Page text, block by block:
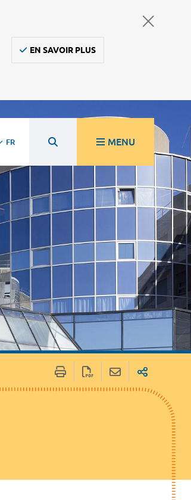
EN SAVOIR PLUS
FR MENU